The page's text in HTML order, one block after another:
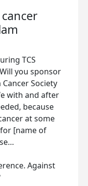
TCS
you sponsor
Society
with and after
because
at some
[name of
Against